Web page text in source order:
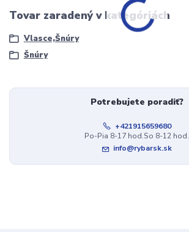
Tovar zaradený v kategóriách
Vlasce,Šnúry
Šnúry
Potrebujete poradiť?
+421915659680
Po-Pia 8-17 hod.So 8-12 hod.
info@rybarsk.sk